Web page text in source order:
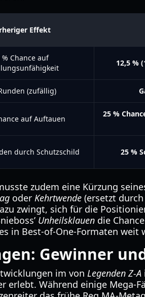
Effekt
% Chance auf
12,5 %
(zufällig)
auf Auftauen
25 %
durch Schutzschild 25 %
zudem eine Kürzung
oder Kehrtwende (ersetzt durch
zwingt, sich für die
Unheilsklauen die
in Best-of-One-Formaten
Gewinner
im von Legenden Z-A
erlebt. Während einige